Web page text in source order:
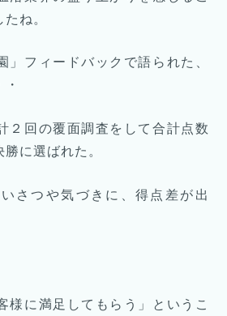
ね。
」フィードバックで語られた、
２回の覆面調査をして合計点数
に選ばれた。
さつや気づきに、得点差が出
様に満足してもらう」というこ